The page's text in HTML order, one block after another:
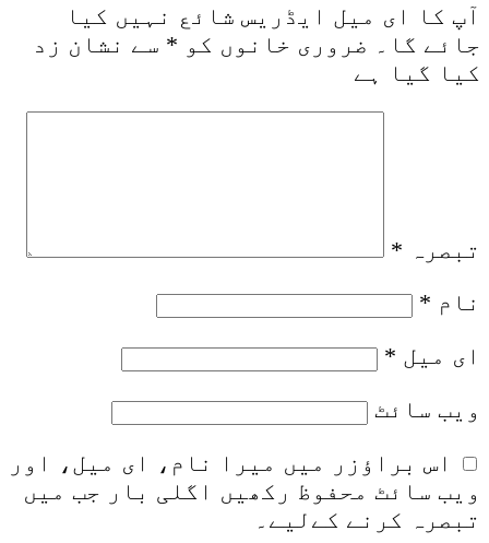
آپ کا ای میل ایڈریس شائع نہیں کیا
جائے گا۔
ضروری خانوں کو * سے نشان زد
کیا گیا ہے
تبصرہ *
نام *
ای میل *
ویب‌ سائٹ
اس براؤزر میں میرا نام، ای میل، اور
ویب سائٹ محفوظ رکھیں اگلی بار جب میں
تبصرہ کرنے کےلیے۔